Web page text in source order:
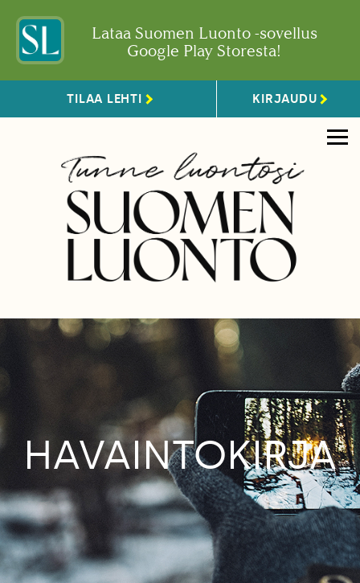
Lataa Suomen Luonto -sovellus
Google Play Storesta!
TILAA LEHTI KIRJAUDU
HAVAINTOKIRJA